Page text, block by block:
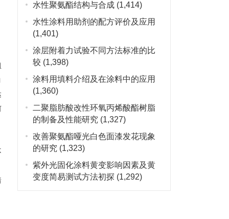
水性聚氨酯结构与合成 (1,414)
水性涂料用助剂的配方评价及应用
(1,401)
涂层附着力试验不同方法标准的比
较 (1,398)
涂料用填料介绍及在涂料中的应用
(1,360)
二聚脂肪酸改性环氧丙烯酸酯树脂
的制备及性能研究 (1,327)
改善聚氨酯哑光白色面漆发花现象
的研究 (1,323)
紫外光固化涂料黄变影响因素及黄
变度简易测试方法初探 (1,292)